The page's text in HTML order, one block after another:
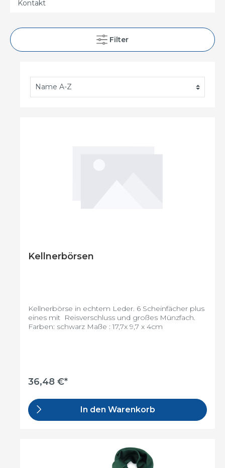
Kontakt
Filter
Kellnerbörsen
Kellnerbörse in echtem Leder. 6 Scheinfächer plus
eines mit Reisverschluss und großes Münzfach.
Farben: schwarz Maße : 17,7x 9,7 x 4cm
36,48 €*
In den Warenkorb